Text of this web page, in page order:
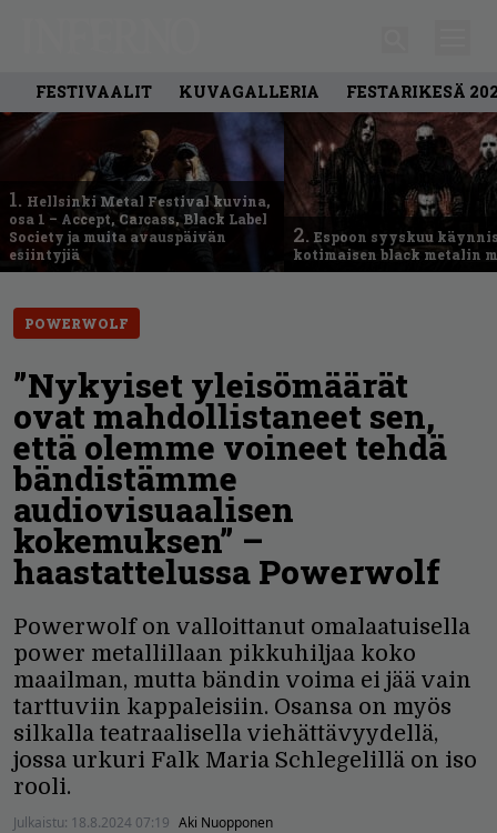
FESTIVAALIT KUVAGALLERIA FESTARIKESÄ
1. Hellsinki Metal Festival kuvina,
osa 1 – Accept, Carcass, Black Label
Society ja muita avauspäivän
esiintyjiä
2. Espoon syyskuu
kotimaisen black metalin
POWERWOLF
”Nykyiset yleisömäärät
ovat mahdollistaneet sen,
että olemme voineet tehdä
bändistämme
audiovisuaalisen
kokemuksen” –
haastattelussa Powerwolf
Powerwolf on valloittanut omalaatuisella
power metallillaan pikkuhiljaa koko
maailman, mutta bändin voima ei jää vain
tarttuviin kappaleisiin. Osansa on myös
silkalla teatraalisella viehättävyydellä,
jossa urkuri Falk Maria Schlegelillä on iso
rooli.
Julkaistu: 18.8.2024 07:19 Aki Nuopponen